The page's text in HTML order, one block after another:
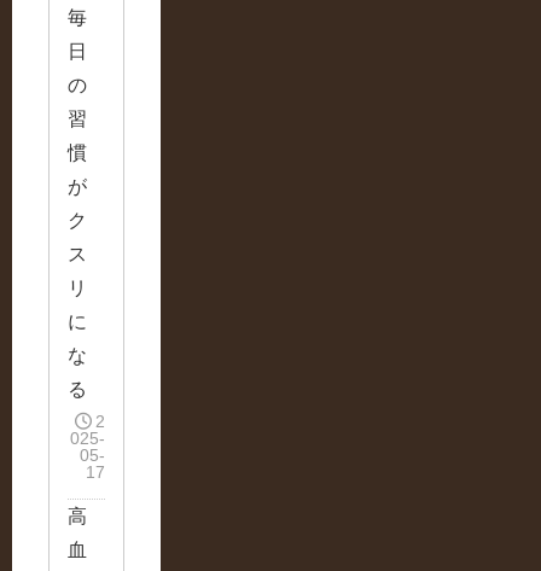
毎
日
の
習
慣
が
ク
ス
リ
に
な
る
2
025-
05-
17
高
血